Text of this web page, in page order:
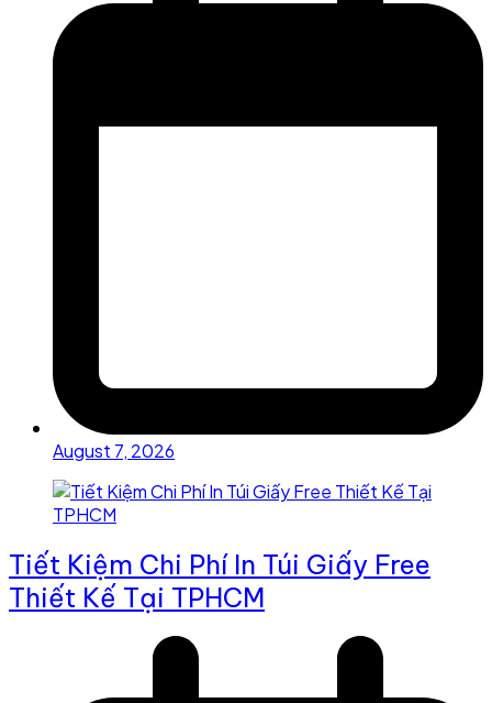
August 7, 2026
Tiết Kiệm Chi Phí In Túi Giấy Free
Thiết Kế Tại TPHCM